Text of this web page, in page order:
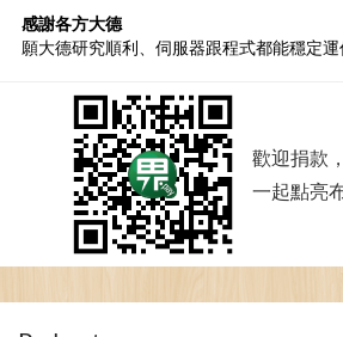
感謝各方大德
願大德研究順利、伺服器跟程式都能穩定運
歡迎捐款，
一起點亮